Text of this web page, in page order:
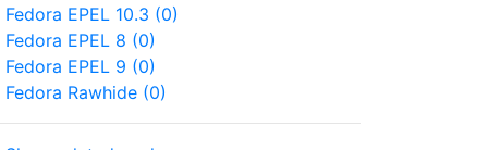
Fedora EPEL 10.3 (0)
Fedora EPEL 8 (0)
Fedora EPEL 9 (0)
Fedora Rawhide (0)